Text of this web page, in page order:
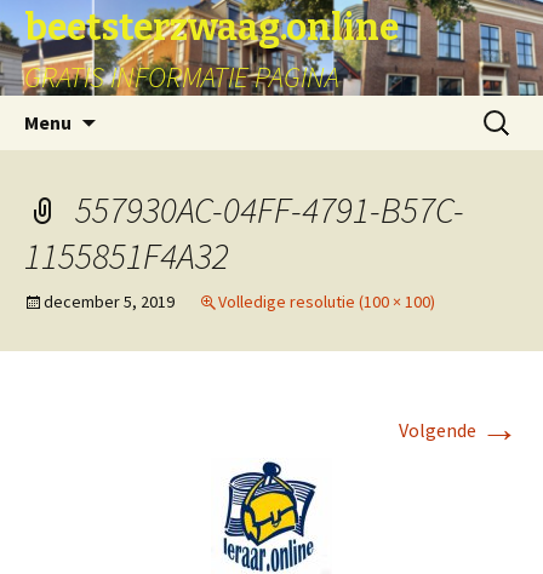
beetsterzwaag.online
GRATIS INFORMATIE PAGINA
Menu
Zoeken
naar:
557930AC-04FF-4791-B57C-
1155851F4A32
december 5, 2019 Volledige resolutie (100 × 100)
Volgende →